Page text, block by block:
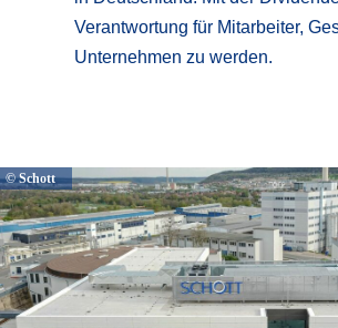
Verantwortung für Mitarbeiter,
Unternehmen zu werden.
© Schott